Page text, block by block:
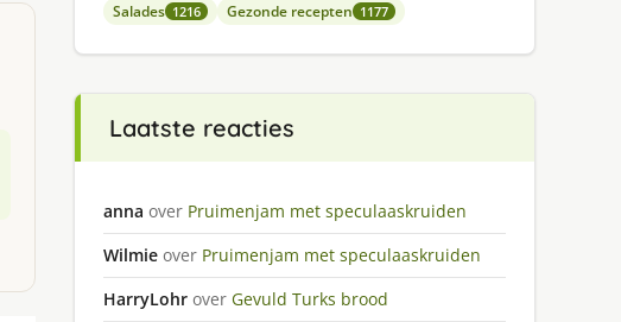
Salades 1216 Gezonde recepten 1177
Laatste reacties
anna over Pruimenjam met speculaaskruiden
Wilmie over Pruimenjam met speculaaskruiden
HarryLohr over Gevuld Turks brood